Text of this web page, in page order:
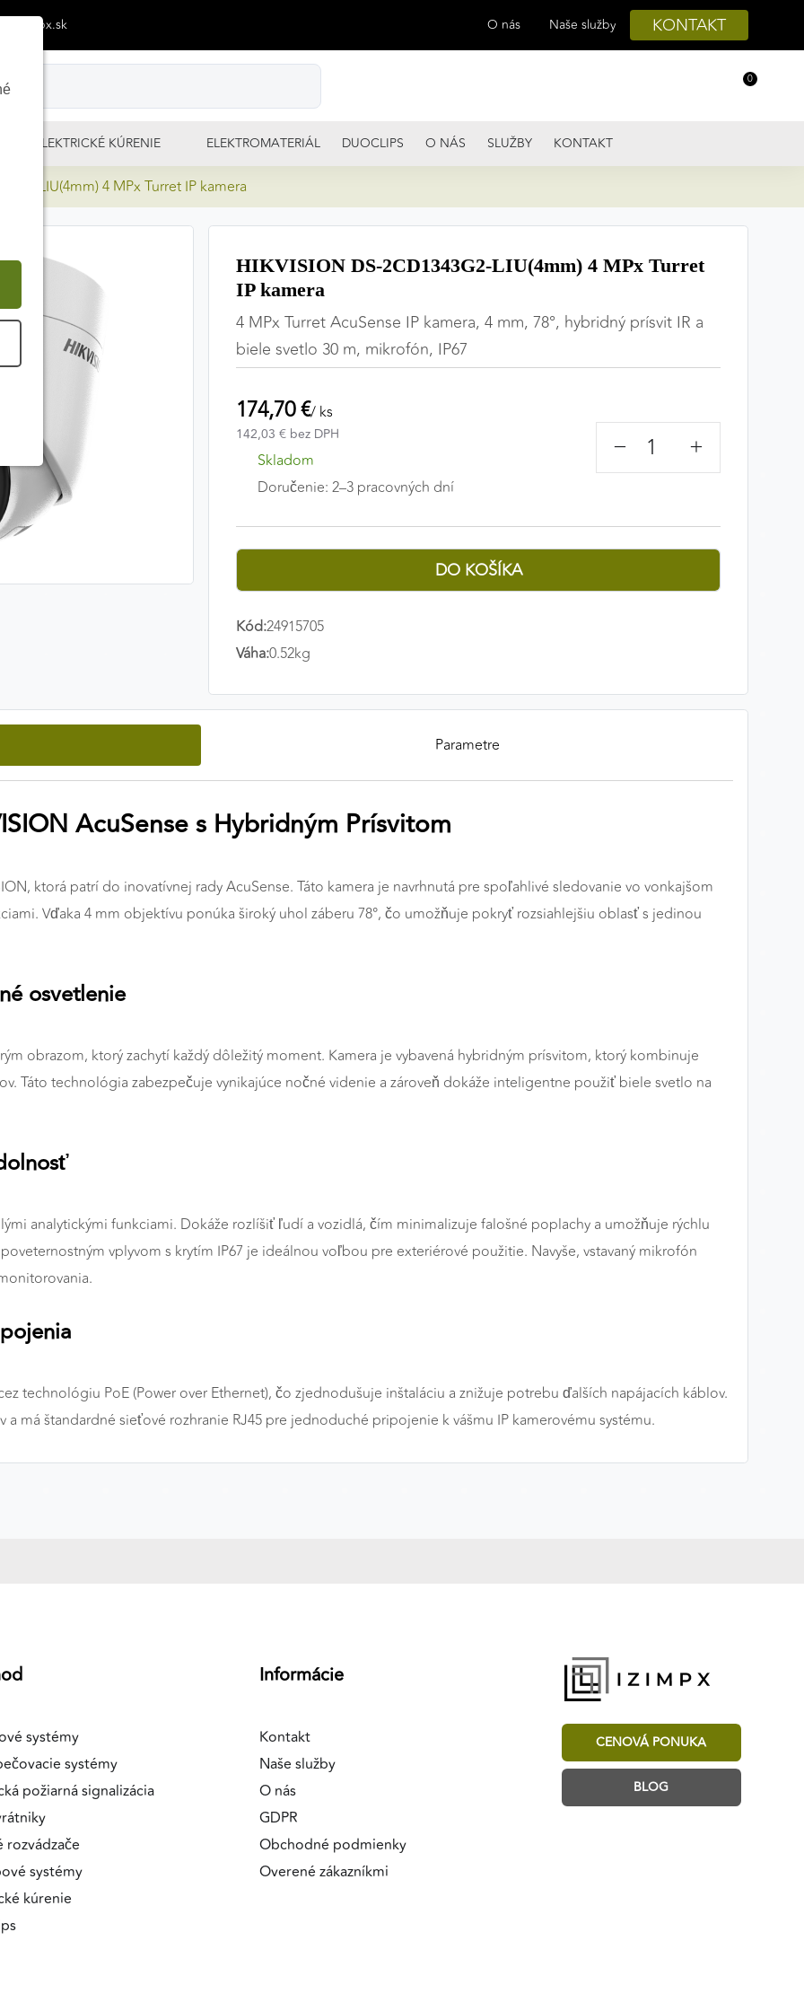
O nás Naše služby KONTAKT
0
ELEKTRICKÉ KÚRENIE ELEKTROMATERIÁL DUOCLIPS O NÁS SLUŽBY KONTAKT
LIU(4mm) 4 MPx Turret IP kamera
HIKVISION DS-2CD1343G2-LIU(4mm) 4 MPx Turret
IP kamera
4 MPx Turret AcuSense IP kamera, 4 mm, 78°, hybridný prísvit IR a
biele svetlo 30 m, mikrofón, IP67
174,70 €/ ks
142,03 € bez DPH
Skladom
Doručenie: 2–3 pracovných dní
− +
Kód:24915705
Váha:0.52kg
Parametre
AcuSense s Hybridným Prísvitom
ktorá patrí do inovatívnej rady AcuSense. Táto kamera je navrhnutá pre spoľahlivé sledovanie vo vonkajšom
Vďaka 4 mm objektívu ponúka široký uhol záberu 78°, čo umožňuje pokryť rozsiahlejšiu oblasť s jedinou
osvetlenie
obrazom, ktorý zachytí každý dôležitý moment. Kamera je vybavená hybridným prísvitom, ktorý kombinuje
Táto technológia zabezpečuje vynikajúce nočné videnie a zároveň dokáže inteligentne použiť biele svetlo na
analytickými funkciami. Dokáže rozlíšiť ľudí a vozidlá, čím minimalizuje falošné poplachy a umožňuje rýchlu
vplyvom s krytím IP67 je ideálnou voľbou pre exteriérové použitie. Navyše, vstavaný mikrofón
technológiu PoE (Power over Ethernet), čo zjednodušuje inštaláciu a znižuje potrebu ďalších napájacích káblov.
má štandardné sieťové rozhranie RJ45 pre jednoduché pripojenie k vášmu IP kamerovému systému.
systémy
systémy
požiarná signalizácia
rozvádzače
systémy
kúrenie
Informácie
Kontakt
Naše služby
O nás
GDPR
Obchodné podmienky
Overené zákazníkmi
CENOVÁ PONUKA
BLOG